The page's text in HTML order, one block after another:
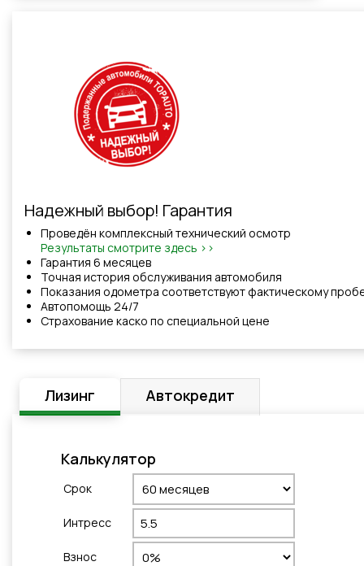
Надежный выбор! Гарантия
Проведён комплексный технический осмотр
Результаты смотрите здесь >>
Гарантия 6 месяцев
Точная история обслуживания автомобиля
Показания одометра соответствуют фактическому
Автопомощь 24/7
Cтрахованиe каско по специальной цене
Лизинг Автокредит
Калькулятор
Cрок
Интресс
Взнос